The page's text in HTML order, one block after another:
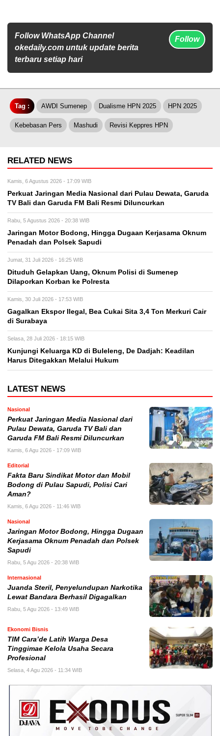
Follow WhatsApp Channel
okedaily.com untuk update berita
terbaru setiap hari
Follow
Tag : AWDI Sumenep Dualisme HPN 2025 HPN 2025
Kebebasan Pers Mashudi Revisi Keppres HPN
RELATED NEWS
Kamis, 6 Agustus 2026 - 17:09 WIB
Perkuat Jaringan Media Nasional dari Pulau Dewata, Garuda
TV Bali dan Garuda FM Bali Resmi Diluncurkan
Rabu, 5 Agustus 2026 - 20:38 WIB
Jaringan Motor Bodong, Hingga Dugaan Kerjasama Oknum
Penadah dan Polsek Sapudi
Jumat, 31 Juli 2026 - 16:25 WIB
Dituduh Gelapkan Uang, Oknum Polisi di Sumenep
Dilaporkan Korban ke Polresta
Kamis, 30 Juli 2026 - 17:53 WIB
Gagalkan Ekspor Ilegal, Bea Cukai Sita 3,4 Ton Merkuri Cair
di Surabaya
Selasa, 28 Juli 2026 - 18:15 WIB
Kunjungi Keluarga KD di Buleleng, De Dadjah: Keadilan
Harus Ditegakkan Melalui Hukum
LATEST NEWS
Nasional
Perkuat Jaringan Media Nasional dari
Pulau Dewata, Garuda TV Bali dan
Garuda FM Bali Resmi Diluncurkan
Kamis, 6 Agu 2026 - 17:09 WIB
Editorial
Fakta Baru Sindikat Motor dan Mobil
Bodong di Pulau Sapudi, Polisi Cari
Aman?
Kamis, 6 Agu 2026 - 11:46 WIB
Nasional
Jaringan Motor Bodong, Hingga Dugaan
Kerjasama Oknum Penadah dan Polsek
Sapudi
Rabu, 5 Agu 2026 - 20:38 WIB
Internasional
Juanda Steril, Penyelundupan Narkotika
Lewat Bandara Berhasil Digagalkan
Rabu, 5 Agu 2026 - 13:49 WIB
Ekonomi Bisnis
TIM Cara’de Latih Warga Desa
Tinggimae Kelola Usaha Secara
Profesional
Selasa, 4 Agu 2026 - 11:34 WIB